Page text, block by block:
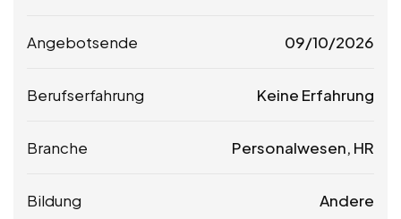
Angebotsende 09/10/2026
Berufserfahrung Keine Erfahrung
Branche Personalwesen, HR
Bildung Andere